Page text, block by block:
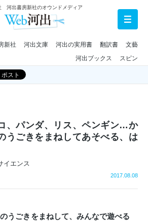
河出書房新社のオウンドメディア
新社 河出文庫 河出の実用書 翻訳書
文藝
河出ブックス
スピン
、パンダ、リス、ペンギン…か
うごきをまねしてあそべる、は
イエンス
2017.08.08
うごきをまねして、みんなで遊べる